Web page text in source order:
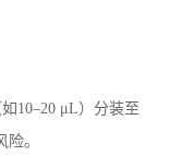
10–20 μL）分装至
。